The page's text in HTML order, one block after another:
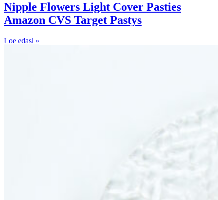
Nipple Flowers Light Cover Pasties
Amazon CVS Target Pastys
Loe edasi »